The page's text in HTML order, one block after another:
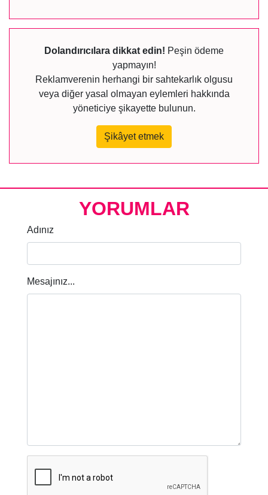
Dolandırıcılara dikkat edin! Peşin ödeme
yapmayın!
Reklamverenin herhangi bir sahtekarlık olgusu
veya diğer yasal olmayan eylemleri hakkında
yöneticiye şikayette bulunun.
Şikâyet etmek
YORUMLAR
Adınız
Mesajınız...